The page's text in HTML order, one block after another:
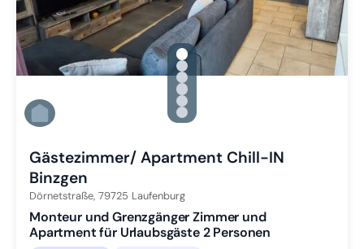
gallery.slide_selector
Zu Slide 1 wechseln
Zu Slide 2 wechseln
Zu Slide 3 wechseln
Zu Slide 4 wechseln
Zu Slide 5 wechseln
Zu Slide 6 wechseln
Gästezimmer/ Apartment Chill-IN
Binzgen
Dörnetstraße, 79725 Laufenburg
Monteur und Grenzgänger Zimmer und
Apartment für Urlaubsgäste 2 Personen